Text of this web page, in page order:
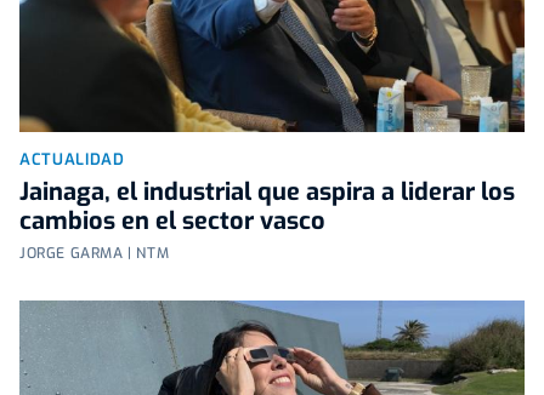
ACTUALIDAD
Jainaga, el industrial que aspira a liderar los
cambios en el sector vasco
JORGE GARMA | NTM